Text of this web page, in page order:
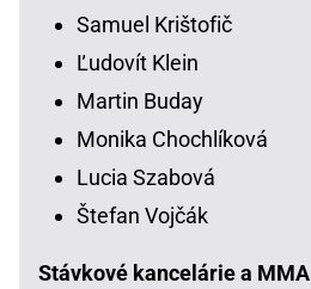
Samuel Krištofič
Ľudovít Klein
Martin Buday
Monika Chochlíková
Lucia Szabová
Štefan Vojčák
Stávkové kancelárie a MMA